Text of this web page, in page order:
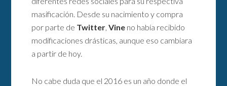
masificación. Desde su nacimiento y compra
por parte de Twitter,Vine no había recibido
modificaciones drásticas, aunque eso cambiara
a partir de hoy.
No cabe duda que el 2016 es un año donde el